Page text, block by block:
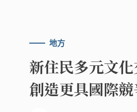
地方
新住民多元文
創造更具國際